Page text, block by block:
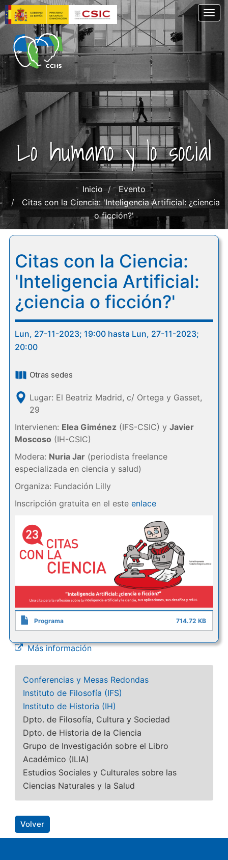
Pasar
al
contenido
principal
Lo humano y lo social
Inicio
Evento
Citas con la Ciencia: 'Inteligencia Artificial: ¿ciencia
o ficción?'
Citas con la Ciencia:
'Inteligencia Artificial:
¿ciencia o ficción?'
Lun, 27-11-2023; 19:00 hasta Lun, 27-11-2023;
20:00
Otras sedes
Lugar: El Beatriz Madrid, c/ Ortega y Gasset,
29
Intervienen: Elea Giménez(IFS-CSIC) y Javier
Moscoso (IH-CSIC)
Modera: Nuria Jar(periodista freelance
especializada en ciencia y salud)
Organiza: Fundación Lilly
Inscripción gratuita en el este enlace
Programa 714.72 KB
Más información
Conferencias y Mesas Redondas
Instituto de Filosofía (IFS)
Instituto de Historia (IH)
Dpto. de Filosofía, Cultura y Sociedad
Dpto. de Historia de la Ciencia
Grupo de Investigación sobre el Libro
Académico (ILIA)
Estudios Sociales y Culturales sobre las
Ciencias Naturales y la Salud
Volver